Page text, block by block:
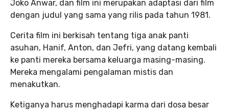
Joko Anwar, dan film ini merupakan adaptasi dari film
dengan judul yang sama yang rilis pada tahun 1981.
Cerita film ini berkisah tentang tiga anak panti
asuhan, Hanif, Anton, dan Jefri, yang datang kembali
ke panti mereka bersama keluarga masing-masing.
Mereka mengalami pengalaman mistis dan
menakutkan.
Ketiganya harus menghadapi karma dari dosa besar